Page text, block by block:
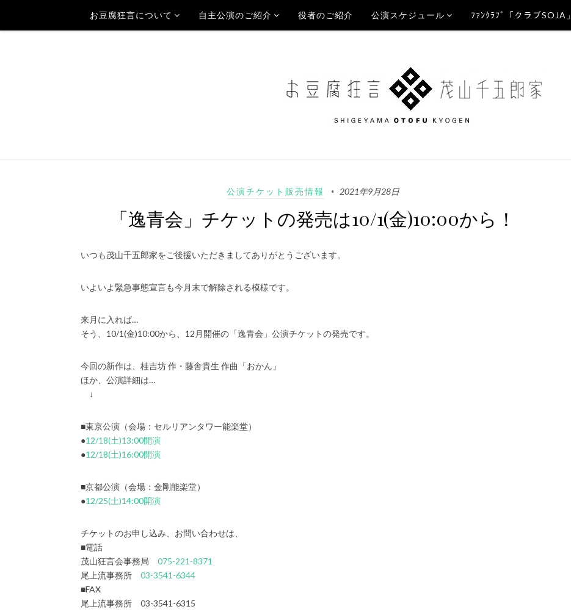
お豆腐狂言について 自主公演のご紹介 役者のご紹介 公演スケジュール ﾌｧﾝｸﾗﾌﾞ「クラブSOJA」
公演チケット販売情報 2021年9月28日
「逸青会」チケットの発売は10/1(金)10:00から！
いつも茂山千五郎家をご後援いただきましてありがとうございます。
いよいよ緊急事態宣言も今月末で解除される模様です。
来月に入れば…
そう、10/1(金)10:00から、12月開催の「逸青会」公演チケットの発売です。
今回の新作は、桂吉坊 作・藤舎貴生 作曲「おかん」
ほか、公演詳細は…
↓
■東京公演（会場：セルリアンタワー能楽堂）
●12/18(土)13:00開演
●12/18(土)16:00開演
■京都公演（会場：金剛能楽堂）
●12/25(土)14:00開演
チケットのお申し込み、お問い合わせは、
■電話
茂山狂言会事務局 075-221-8371
尾上流事務所 03-3541-6344
■FAX
尾上流事務所 03-3541-6315